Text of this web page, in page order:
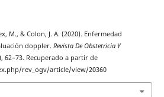
M., & Colon, J. A. (2020). Enfermedad
doppler. Revista De Obstetricia Y
62–73. Recuperado a partir de
rev_ogv/article/view/20360